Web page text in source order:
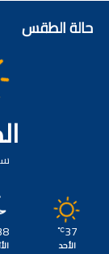
حالة الطقس
37
℃
الأحد